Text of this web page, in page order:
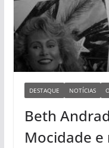
DESTAQUE NOTÍCIAS
Beth
Mocidade e